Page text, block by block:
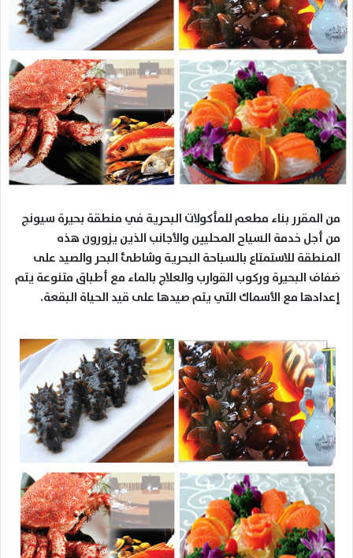
من المقرر بناء مطعم للمأكولات البحرية في منطقة بحيرة سيونج
من أجل خدمة السياح المحليين والأجانب الذين يزورون هذه
المنطقة للاستمتاع بالسباحة البحرية وشاطئ البحر والصيد على
ضفاف البحيرة وركوب القوارب والعلاج بالماء مع أطباق متنوعة يتم
إعدادها مع الأسماك التي يتم صيدها على قيد الحياة البقعة.